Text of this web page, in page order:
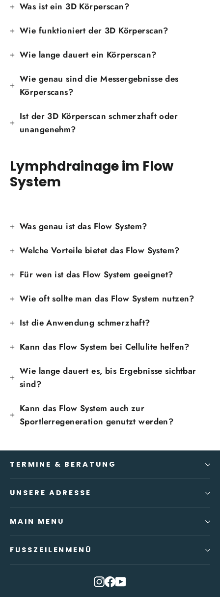
Was ist ein 3D Körperscan?
Wie funktioniert der 3D Körperscan?
Wie lange dauert ein Körperscan?
Wie genau sind die Messergebnisse des
Körperscans?
Ist der 3D Körperscan schmerzhaft oder
unangenehm?
Lymphdrainage im Flow
System
Was genau ist das Flow System?
Welche Vorteile bietet das Flow System?
Für wen ist das Flow System geeignet?
Wie oft sollte man das Flow System nutzen?
Ist die Anwendung schmerzhaft?
Kann das Flow System bei Cellulite helfen?
Wie lange dauert es, bis Ergebnisse sichtbar
sind?
Kann das Flow System auch zur
Sportlerregeneration genutzt werden?
TERMINE & BERATUNG
UNSERE ADRESSE
MAIN MENU
FUSSZEILENMENÜ
Instagram
Facebook
YouTube